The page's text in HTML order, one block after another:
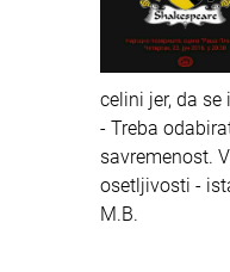
celini jer, da se
- Treba
savremenost.
osetljivosti -
M.B.